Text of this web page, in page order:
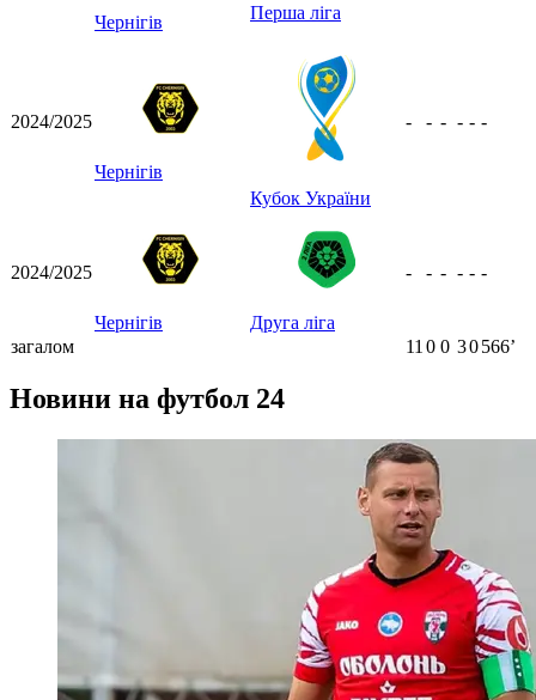
Чернігів Перша ліга
2024/2025
Чернігів
Кубок України
- - - - - -
2024/2025
Чернігів Друга ліга
- - - - - -
загалом 11 0 0 30566ʼ
Новини на футбол 24